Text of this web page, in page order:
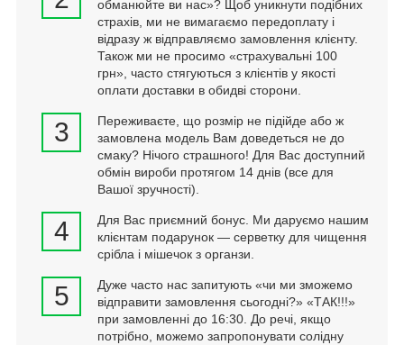
обманюйте ви нас»? Щоб уникнути подібних
страхів, ми не вимагаємо передоплату і
відразу ж відправляємо замовлення клієнту.
Також ми не просимо «страхувальні 100
грн», часто стягуються з клієнтів у якості
оплати доставки в обидві сторони.
3
Переживаєте, що розмір не підійде або ж
замовлена модель Вам доведеться не до
смаку? Нічого страшного! Для Вас доступний
обмін вироби протягом 14 днів (все для
Вашої зручності).
4
Для Вас приємний бонус. Ми даруємо нашим
клієнтам подарунок — серветку для чищення
срібла і мішечок з органзи.
5
Дуже часто нас запитують «чи ми зможемо
відправити замовлення сьогодні?» «ТАК!!!»
при замовленні до 16:30. До речі, якщо
потрібно, можемо запропонувати солідну